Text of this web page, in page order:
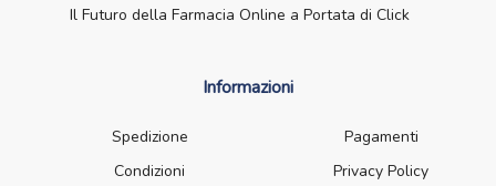
Il Futuro della Farmacia Online a Portata di Click
Informazioni
Spedizione
Pagamenti
Condizioni
Privacy Policy